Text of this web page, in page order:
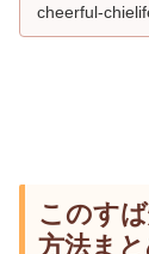
cheerful-
このす
方法ま